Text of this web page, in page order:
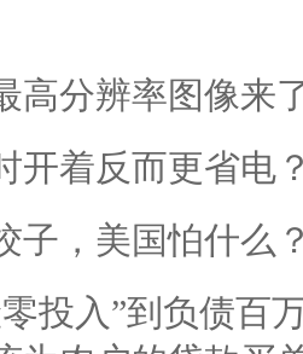
高分辨率图像来
开着反而更省电
子，美国怕什么
投入”到负债百